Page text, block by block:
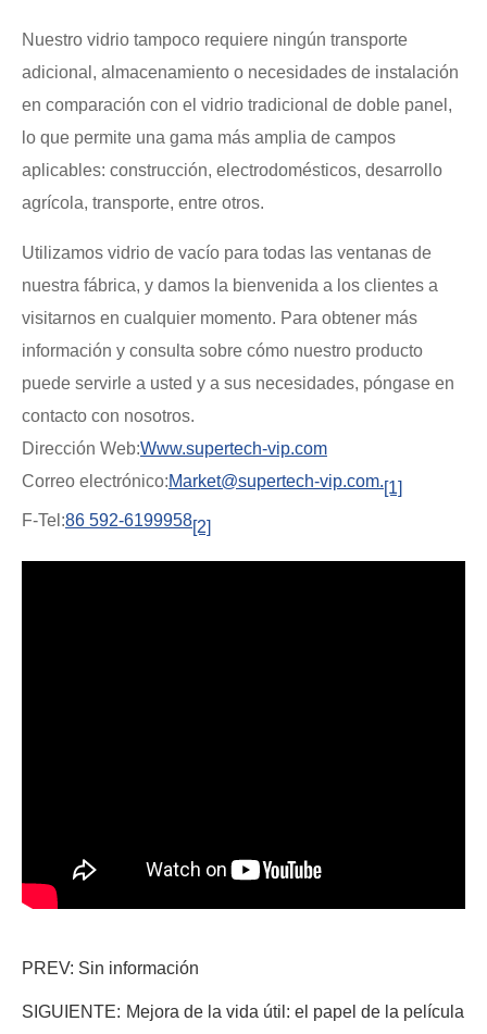
Nuestro vidrio tampoco requiere ningún transporte
adicional, almacenamiento o necesidades de instalación
en comparación con el vidrio tradicional de doble panel,
lo que permite una gama más amplia de campos
aplicables: construcción, electrodomésticos, desarrollo
agrícola, transporte, entre otros.
Utilizamos vidrio de vacío para todas las ventanas de
nuestra fábrica, y damos la bienvenida a los clientes a
visitarnos en cualquier momento. Para obtener más
información y consulta sobre cómo nuestro producto
puede servirle a usted y a sus necesidades, póngase en
contacto con nosotros.
Dirección Web:Www.supertech-vip.com
Correo electrónico:Market@supertech-vip.com.[1]
F-Tel:86 592-6199958[2]
PREV: Sin información
SIGUIENTE: Mejora de la vida útil: el papel de la película